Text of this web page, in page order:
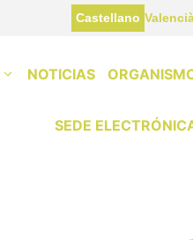
Castellano
NOTICIAS
SEDE